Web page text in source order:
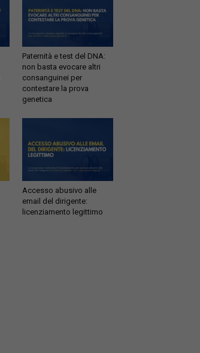
Paternità e test del DNA:
non basta evocare altri
consanguinei per
contestare la prova
genetica
Accesso abusivo alle
email del dirigente:
licenziamento legittimo